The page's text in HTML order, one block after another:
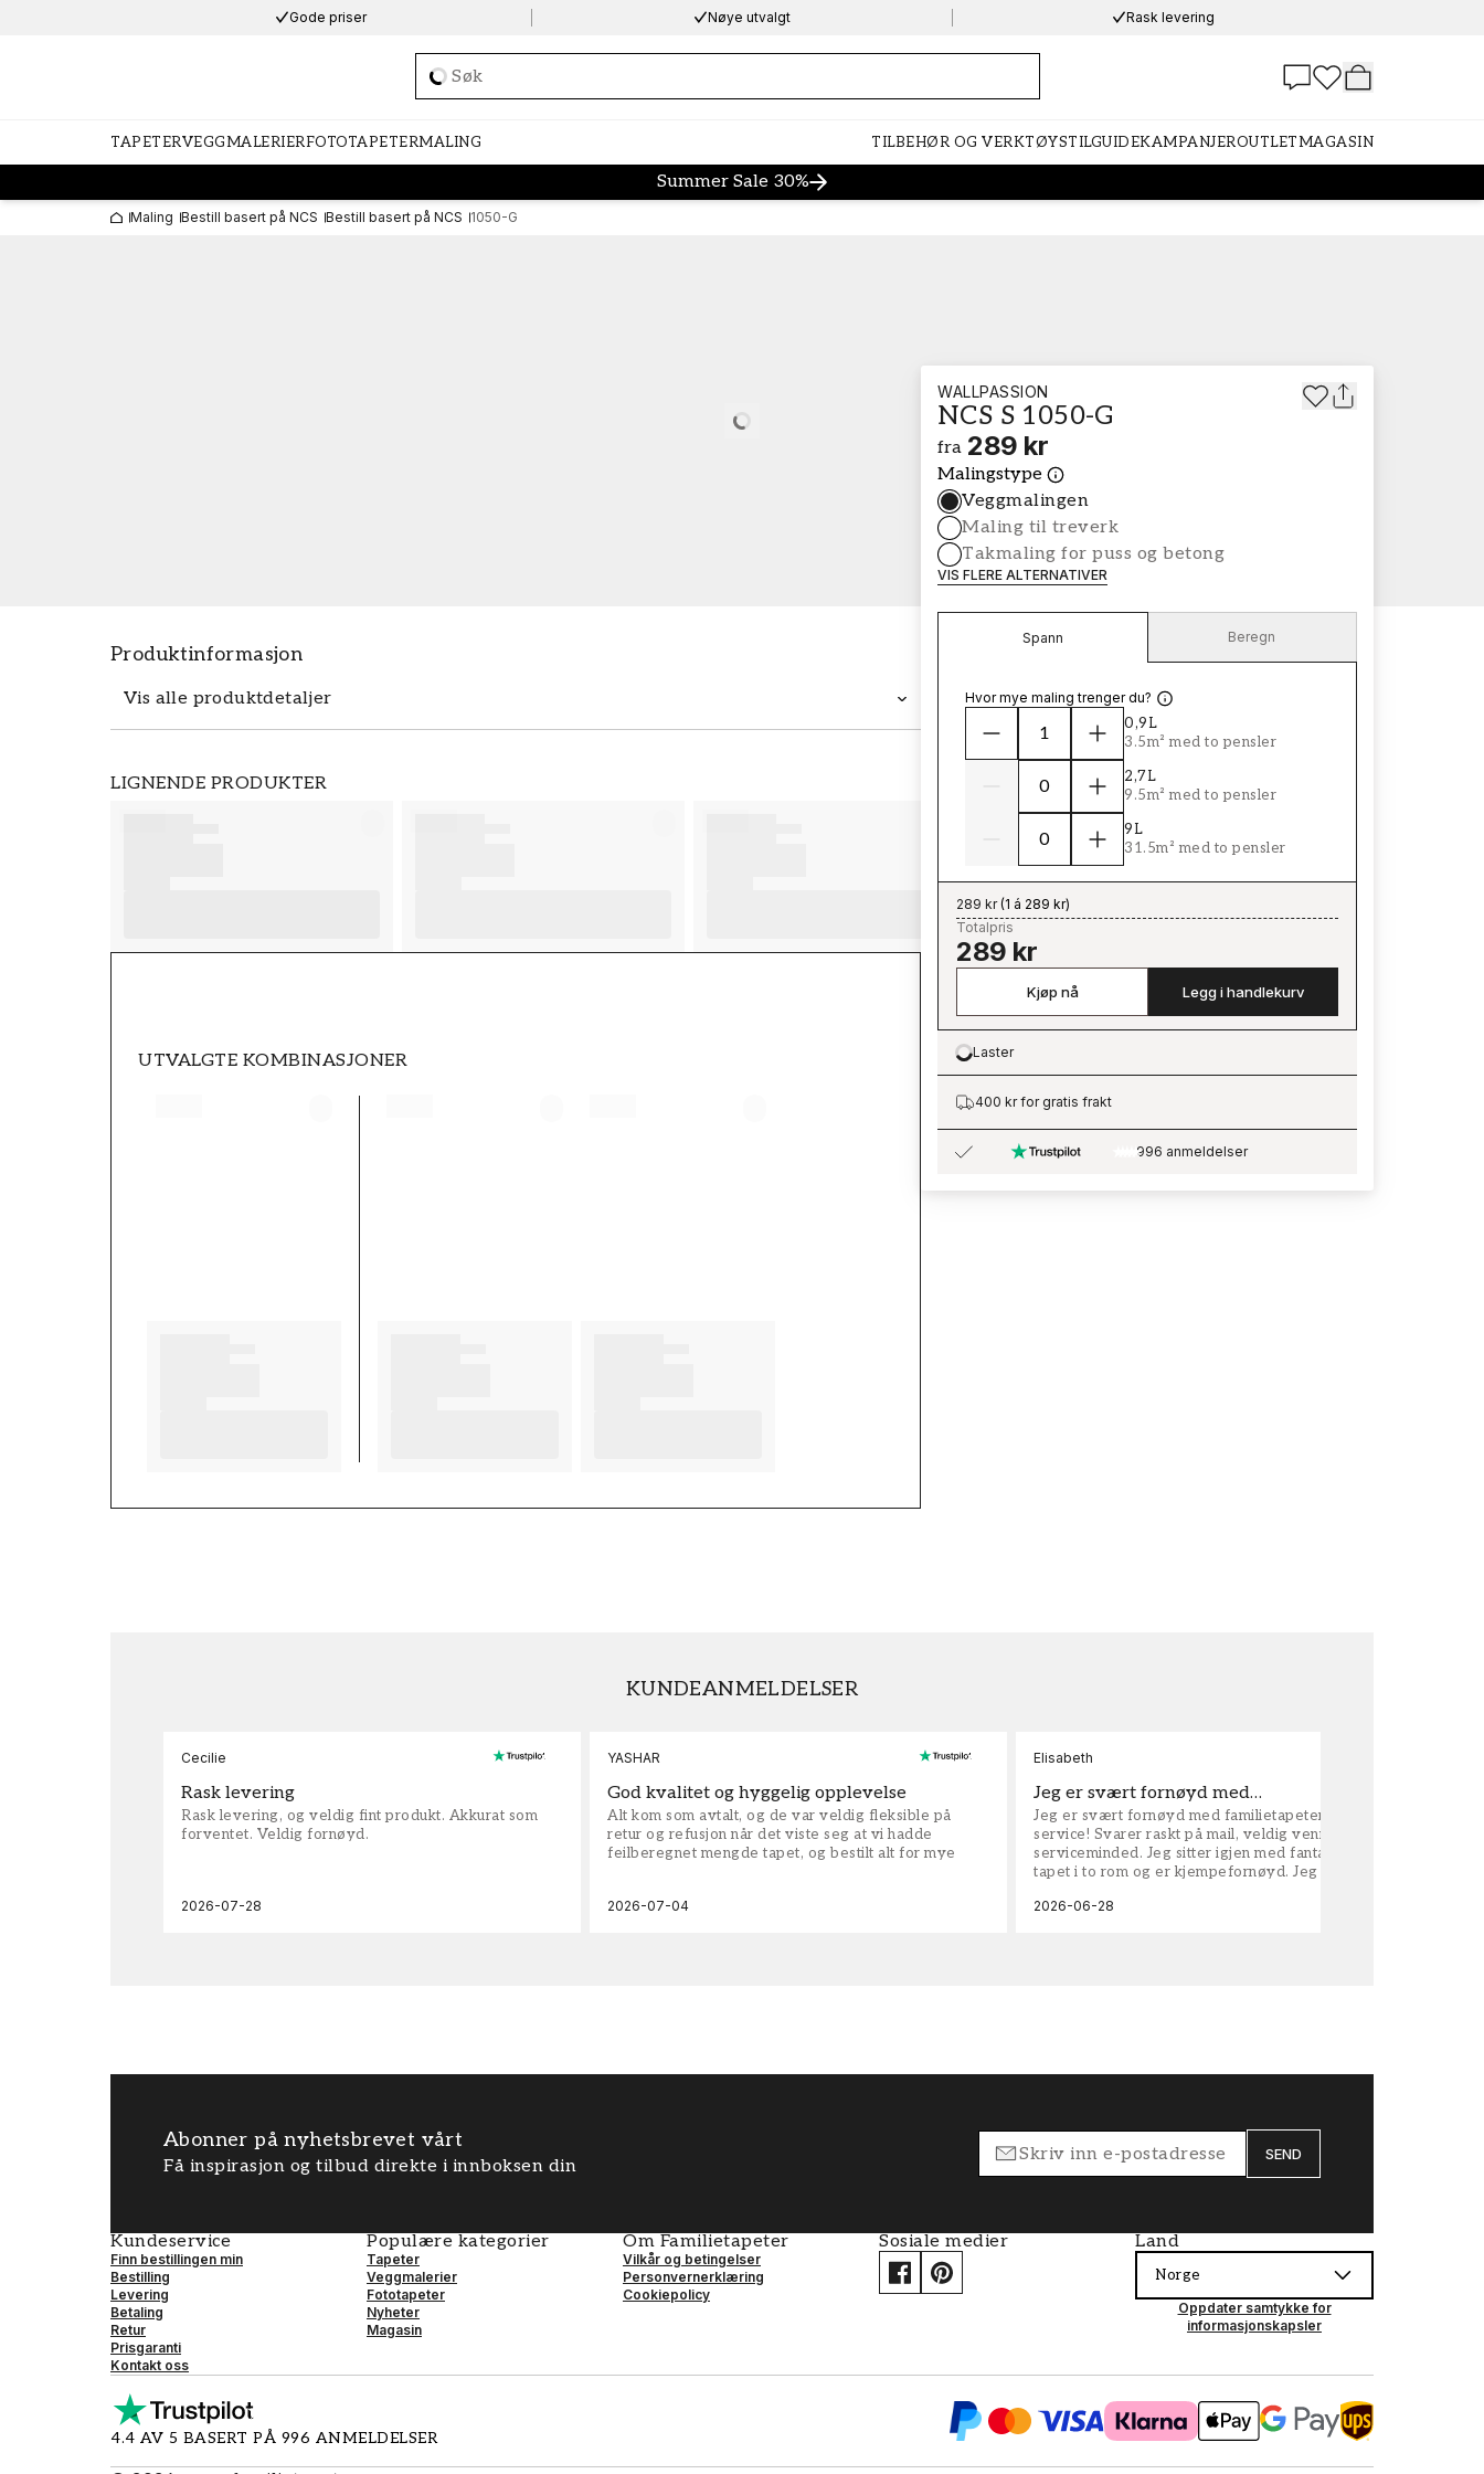
Gode priser Nøye utvalgt Rask levering
Loading…
TAPETERVEGGMALERIERFOTOTAPETERMALING TILBEHØR OG VERKTØYSTILGUIDEKAMPANJEROUTLETMAGASIN
Summer Sale 30%
Maling Bestill basert på NCS Bestill basert på NCS 1050-G
Loading…
Produktinformasjon
Vis alle produktdetaljer
LIGNENDE PRODUKTER
UTVALGTE KOMBINASJONER
WALLPASSION
NCS S 1050-G
fra 289 kr
Malingstype
Veggmalingen
Maling til treverk
Takmaling for puss og betong
VIS FLERE ALTERNATIVER
Spann Beregn
Hvor mye maling trenger du?
0,9L
3.5m² med to pensler
2,7L
9.5m² med to pensler
9L
31.5m² med to pensler
289 kr(1 á 289 kr)
Totalpris
289 kr
Kjøp nå Legg i handlekurv
Loading…
Laster
400 kr for gratis frakt
996 anmeldelser
KUNDEANMELDELSER
Cecilie
Rask levering
Rask levering, og veldig fint produkt. Akkurat som
forventet. Veldig fornøyd.
2026-07-28
YASHAR
God kvalitet og hyggelig opplevelse
Alt kom som avtalt, og de var veldig fleksible på
retur og refusjon når det viste seg at vi hadde
feilberegnet mengde tapet, og bestilt alt for mye
2026-07-04
Elisabeth
Jeg er svært fornøyd med…
Jeg er svært fornøyd med familietapeter. Maken til
service! Svarer raskt på mail, veldig vennlige og
serviceminded. Jeg sitter igjen med fantastisk fin
tapet i to rom og er kjempefornøyd. Jeg anbefaler
2026-06-28
Abonner på nyhetsbrevet vårt
Få inspirasjon og tilbud direkte i innboksen din
SEND
Kundeservice
Finn bestillingen min
Bestilling
Levering
Betaling
Retur
Prisgaranti
Kontakt oss
Populære kategorier
Tapeter
Veggmalerier
Fototapeter
Nyheter
Magasin
Om Familietapeter
Vilkår og betingelser
Personvernerklæring
Cookiepolicy
Sosiale medier Land
Norge
Oppdater samtykke for
informasjonskapsler
4.4 AV 5 BASERT PÅ 996 ANMELDELSER